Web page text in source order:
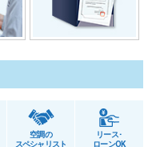
空調の
スペシャリスト
リース･
ローンOK